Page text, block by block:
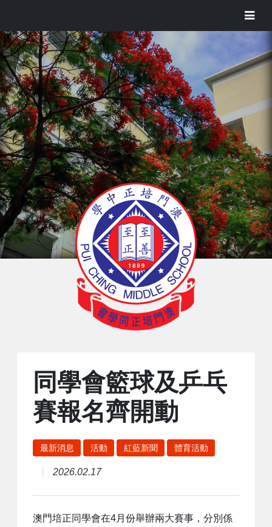
同學會籃球及乒乓
賽報名齊開動
最新消息 活動 紅藍新聞 體育活動
2026.02.17
澳門培正同學會在4月份舉辦兩大賽事，分別係